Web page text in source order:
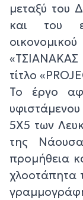
μεταξύ του
και του
«ΤΣΙΑΝΑΚΑΣ
τίτλο
Το έργο
5Χ5 των
της
προμήθεια
χλοοτάπητα